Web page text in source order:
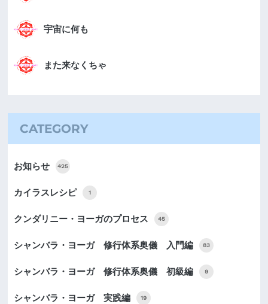
宇宙に何も
また来なくちゃ
CATEGORY
お知らせ 425
カイラスレシピ 1
クンダリニー・ヨーガのプロセス 45
シャンバラ・ヨーガ 修行体系奥儀 入門編 83
シャンバラ・ヨーガ 修行体系奥儀 初級編 9
シャンバラ・ヨーガ 実践編 19